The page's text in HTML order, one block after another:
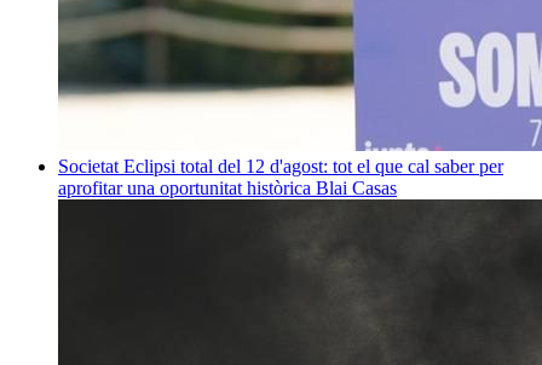
Societat Eclipsi total del 12 d'agost: tot el que cal saber per
aprofitar una oportunitat històrica Blai Casas